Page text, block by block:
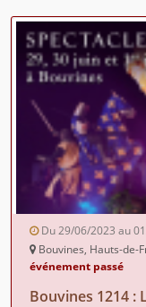
Du 29/06/2023 au
Bouvines, Hauts-de-
événement passé
Bouvines 1214 :